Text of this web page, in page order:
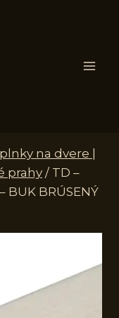
na dvere |
prahy / TD –
BUK BRÚSENÝ